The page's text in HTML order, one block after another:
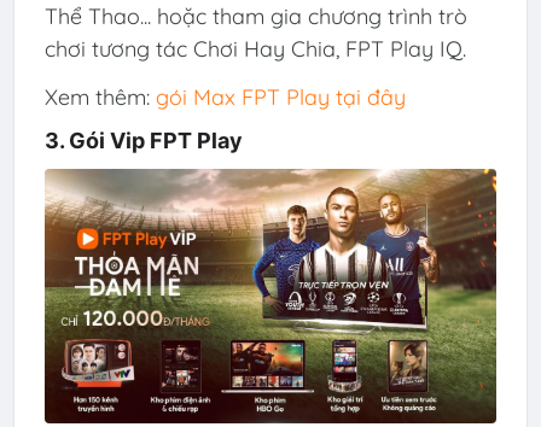
Thể Thao... hoặc tham gia chương trình trò
chơi tương tác Chơi Hay Chia, FPT Play IQ.
Xem thêm: gói Max FPT Play tại đây
3. Gói Vip FPT Play